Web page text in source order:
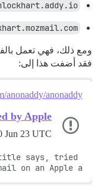
ومع ذلك، فهي تعمل
فقد أضفت هذا إلى:
anonaddy/anonaddy
by Apple
Jun 23 UTC
title says, tried
on an Apple a